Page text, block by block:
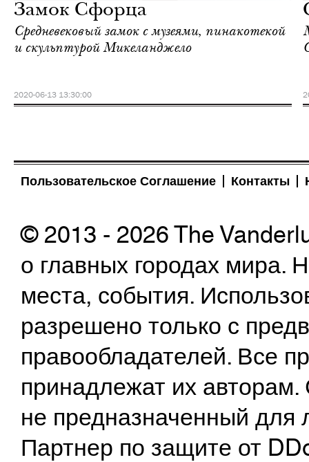
Замок Сфорца
Средневековый замок с музеями, пинакотекой
и скульптурой Микеланджело
2020-06-13 13:30:00
Пользовательское Соглашение Контакты
© 2013 - 2026 The
о главных городах
места, события.
разрешено только с
правообладателей. Все
принадлежат их
не предназначенный
Партнер по защите от